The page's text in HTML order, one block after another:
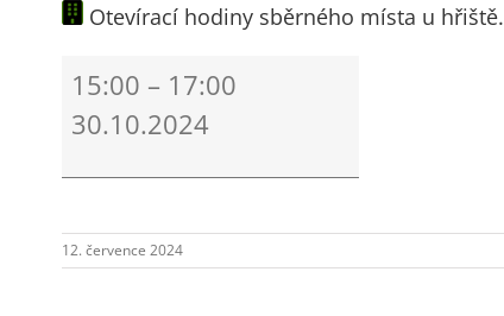
Otevírací hodiny sběrného místa u hřiště.
hodiny
sběrného
u
15:00 – 17:00
30.10.2024
12. července 2024